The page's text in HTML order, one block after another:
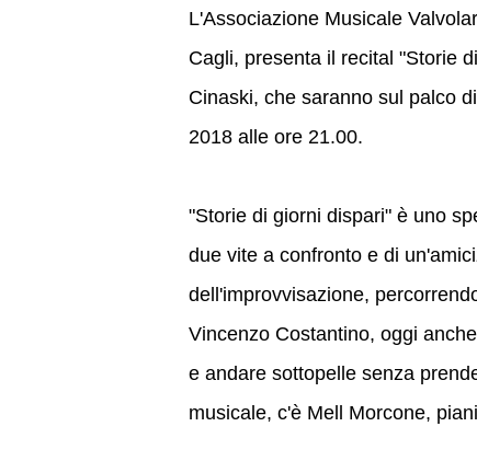
L'Associazione Musicale
Cagli, presenta il recital "Storie
Cinaski, che saranno sul palco
2018 alle ore 21.00.
"Storie di giorni dispari" è uno
due vite a confronto e di
dell'improvvisazione,
Vincenzo Costantino, oggi
e andare sottopelle senza
musicale, c'è Mell Morcone,